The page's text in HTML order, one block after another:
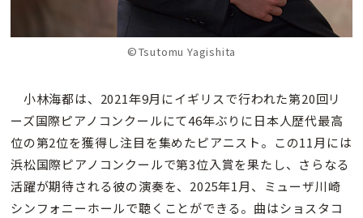
©Tsutomu Yagishita
小林海都は、2021年9月にイギリスで行われた第20回リ
ーズ国際ピアノコンクールにて46年ぶりに日本人歴代最高
位の第2位を獲得し注目を集めたピアニスト。この11月には
浜松国際ピアノコンクールで第3位入賞を果たし、さらなる
活躍が期待される彼の演奏を、2025年1月、ミューザ川崎
シンフォニーホールで聴くことができる。曲はショスタコ